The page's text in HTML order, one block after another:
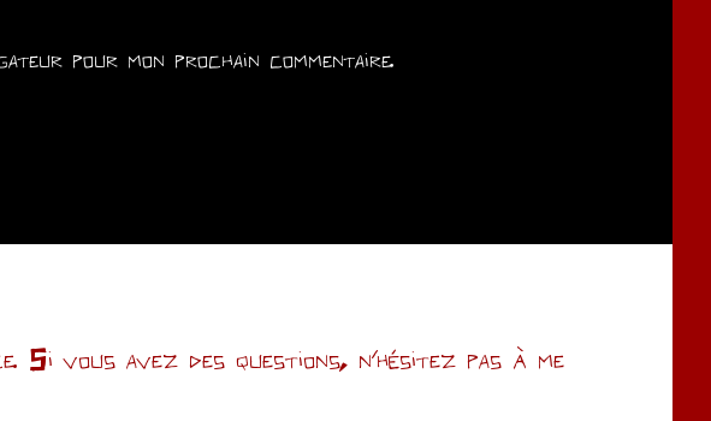
pour mon prochain commentaire.
vous avez des questions, n’hésitez pas à me